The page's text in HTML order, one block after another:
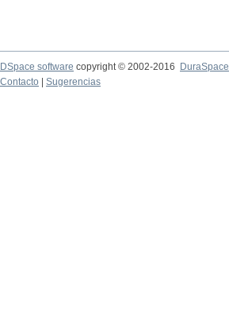
DSpace software copyright © 2002-2016
DuraSpace
Contacto
Sugerencias